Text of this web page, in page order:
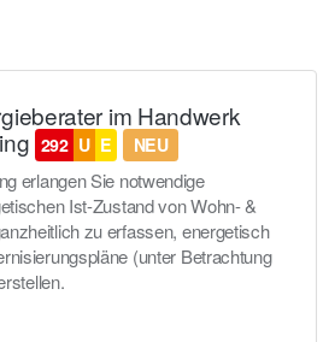
im Handwerk
292 U E NEU
erlangen Sie notwendige
Ist-Zustand von Wohn- &
zu erfassen, energetisch
(unter Betrachtung